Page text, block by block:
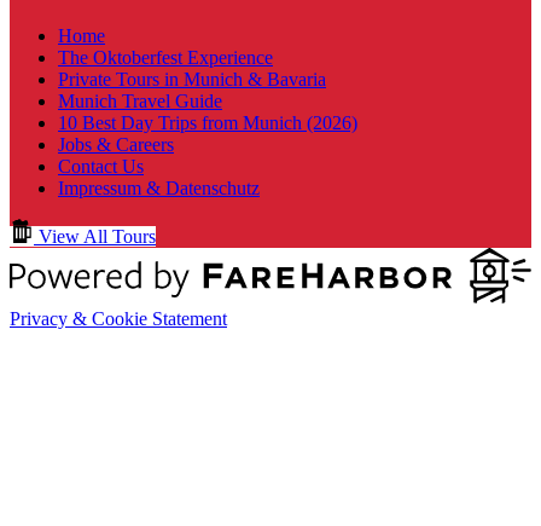
Home
The Oktoberfest Experience
Private Tours in Munich & Bavaria
Munich Travel Guide
10 Best Day Trips from Munich (2026)
Jobs & Careers
Contact Us
Impressum & Datenschutz
View All Tours
Privacy & Cookie Statement